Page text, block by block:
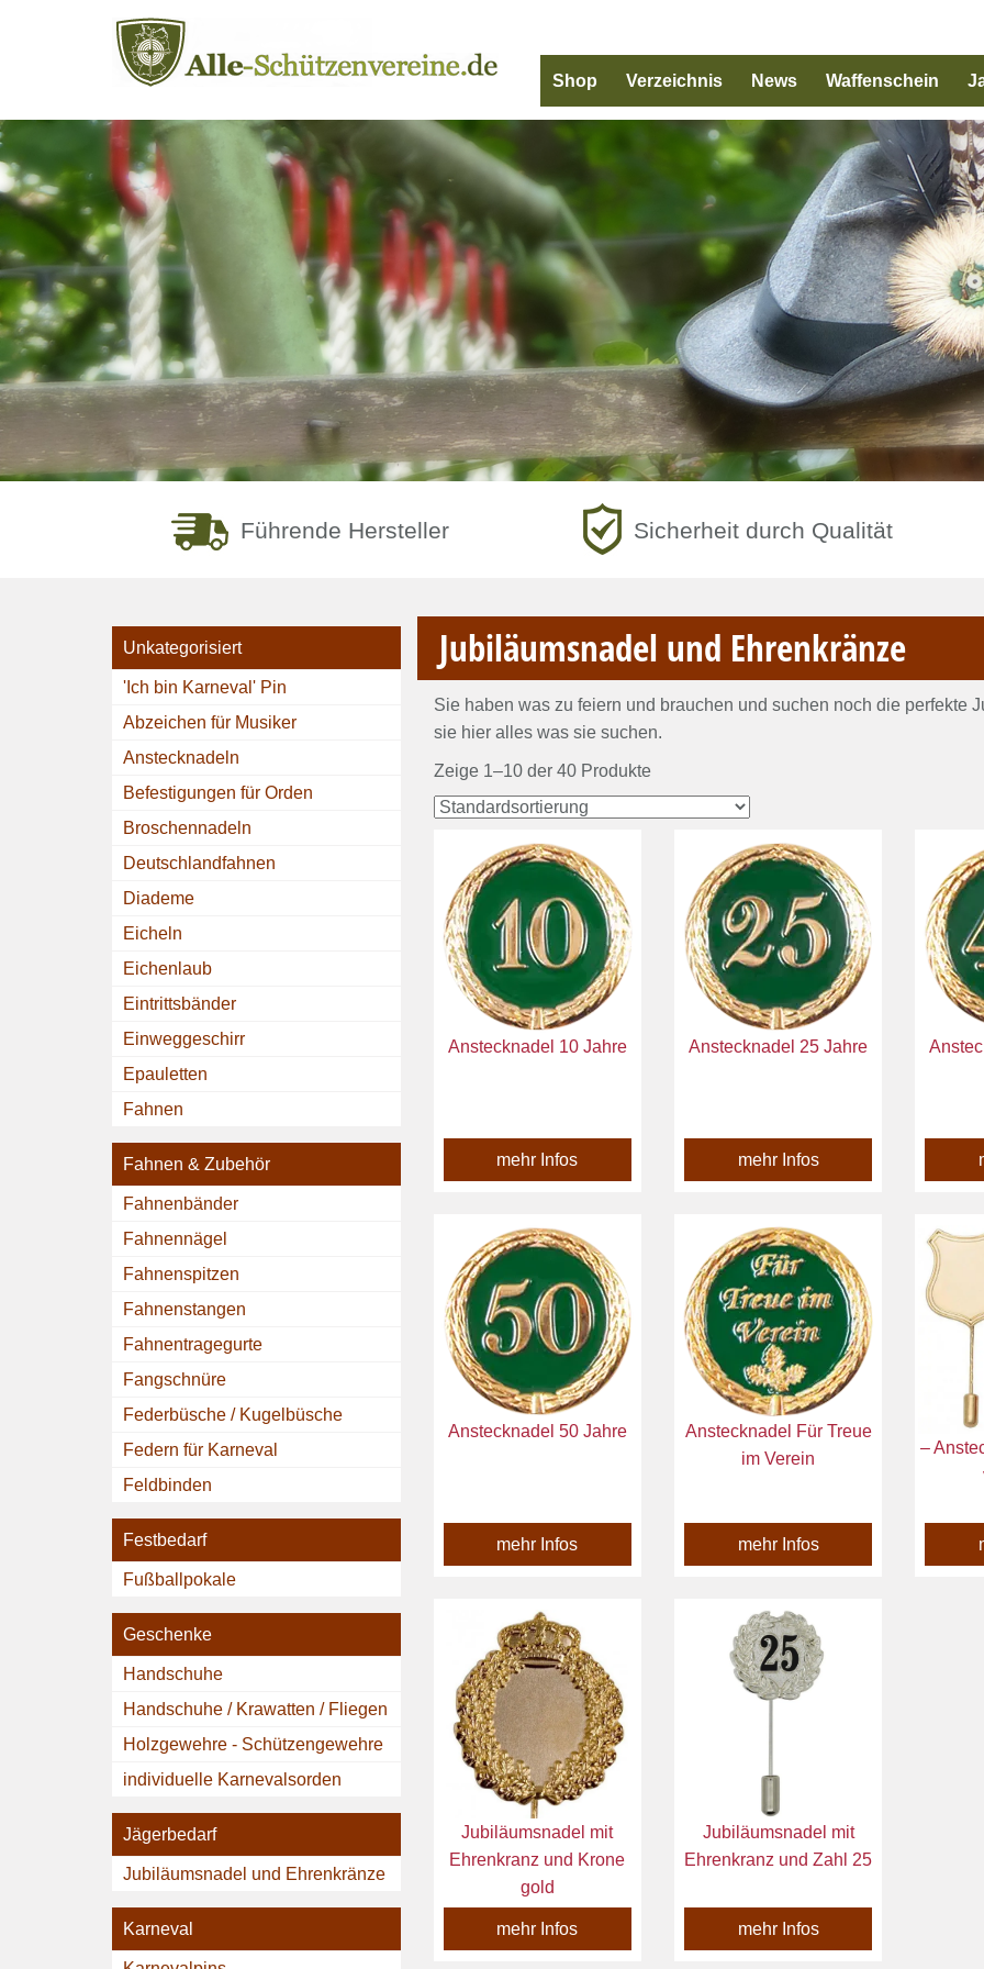
Shop Verzeichnis News Waffenschein
Führende Hersteller Sicherheit durch Qualität
Unkategorisiert
'Ich bin Karneval' Pin
Abzeichen für Musiker
Anstecknadeln
Befestigungen für Orden
Broschennadeln
Deutschlandfahnen
Diademe
Eicheln
Eichenlaub
Eintrittsbänder
Einweggeschirr
Epauletten
Fahnen
Fahnen & Zubehör
Fahnenbänder
Fahnennägel
Fahnenspitzen
Fahnenstangen
Fahnentragegurte
Fangschnüre
Federbüsche / Kugelbüsche
Federn für Karneval
Feldbinden
Festbedarf
Fußballpokale
Geschenke
Handschuhe
Handschuhe / Krawatten / Fliegen
Holzgewehre - Schützengewehre
individuelle Karnevalsorden
Jägerbedarf
Jubiläumsnadel und Ehrenkränze
Karneval
Jubiläumsnadel und Ehrenkränze
Sie haben was zu feiern und brauchen und suchen noch die perfekte
sie hier alles was sie suchen.
Zeige 1–10 der 40 Produkte
Anstecknadel 10 Jahre
mehr Infos
Anstecknadel 25 Jahre
mehr Infos
Anstecknadel 50 Jahre
mehr Infos
Anstecknadel Für Treue
im Verein
mehr Infos
–
Jubiläumsnadel mit
Ehrenkranz und Krone
gold
mehr Infos
Jubiläumsnadel mit
Ehrenkranz und Zahl 25
mehr Infos